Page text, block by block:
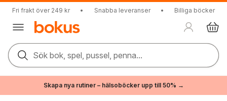
Fri frakt över 249 kr • Snabba leveranser • Billiga böcker
Sök bok, spel, pussel, penna...
Skapa nya rutiner – hälsoböcker upp till 50% →